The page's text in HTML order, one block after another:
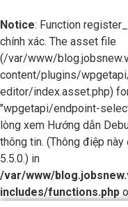
Notice: Function
chính xác. The asset file
(/var/www/
content/plugins/
editor/index.asset.php)
"wpgetapi/endpoint-
lòng xem Hướng dẫn
thông tin. (Thông điệp
5.5.0.) in
/var/www/
includes/functions.php